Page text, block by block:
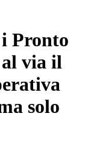
Pronto
al via il
solo